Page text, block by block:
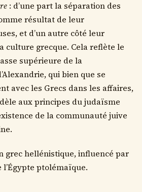
: d’une part la séparation des
résultat de leur
et d’un autre côté leur
culture grecque. Cela reflète le
supérieure de la
qui bien que se
avec les Grecs dans les affaires,
aux principes du judaïsme
de la communauté juive
grec hellénistique, influencé par
ptolémaïque.